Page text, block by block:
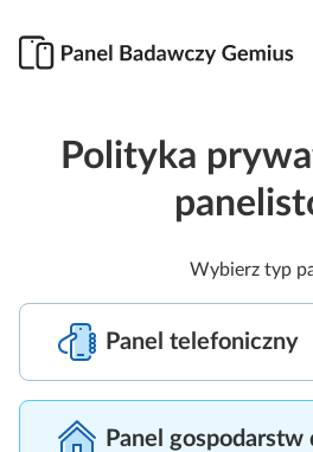
Polityka
Wybierz typ
Panel telefoniczny
Panel